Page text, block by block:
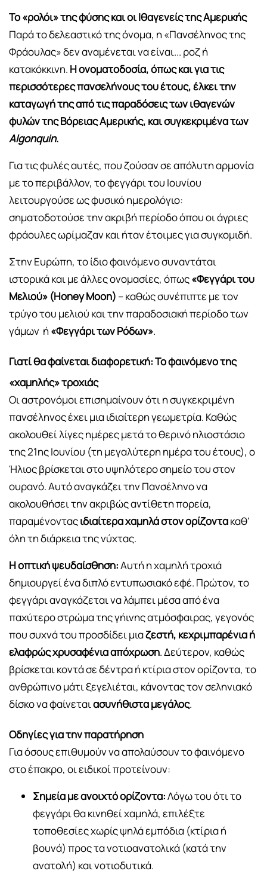
Το «ρολόι» της φύσης και οι Ιθαγενείς της Αμερικής
Παρά το δελεαστικό της όνομα, η «Πανσέληνος της
Φράουλας» δεν αναμένεται να είναι... ροζ ή
κατακόκκινη. Η ονοματοδοσία, όπως και για τις
περισσότερες πανσελήνους του έτους, έλκει την
καταγωγή της από τις παραδόσεις των ιθαγενών
φυλών της Βόρειας Αμερικής, και συγκεκριμένα των
Algonquin.
Για τις φυλές αυτές, που ζούσαν σε απόλυτη αρμονία
με το περιβάλλον, το φεγγάρι του Ιουνίου
λειτουργούσε ως φυσικό ημερολόγιο:
σηματοδοτούσε την ακριβή περίοδο όπου οι άγριες
φράουλες ωρίμαζαν και ήταν έτοιμες για συγκομιδή.
Στην Ευρώπη, το ίδιο φαινόμενο συναντάται
ιστορικά και με άλλες ονομασίες, όπως«Φεγγάρι του
Μελιού» (Honey Moon) – καθώς συνέπιπτε με τον
τρύγο του μελιού και την παραδοσιακή περίοδο των
γάμων ή «Φεγγάρι των Ρόδων».
Γιατί θα φαίνεται διαφορετική: Το φαινόμενο της
«χαμηλής» τροχιάς
Οι αστρονόμοι επισημαίνουν ότι η συγκεκριμένη
πανσέληνος έχει μια ιδιαίτερη γεωμετρία. Καθώς
ακολουθεί λίγες ημέρες μετά το θερινό ηλιοστάσιο
της 21ης Ιουνίου (τη μεγαλύτερη ημέρα του έτους), ο
Ήλιος βρίσκεται στο υψηλότερο σημείο του στον
ουρανό. Αυτό αναγκάζει την Πανσέληνο να
ακολουθήσει την ακριβώς αντίθετη πορεία,
παραμένονταςιδιαίτερα χαμηλά στον ορίζοντακαθ'
όλη τη διάρκεια της νύχτας.
Η οπτική ψευδαίσθηση:Αυτή η χαμηλή τροχιά
δημιουργεί ένα διπλό εντυπωσιακό εφέ. Πρώτον, το
φεγγάρι αναγκάζεται να λάμπει μέσα από ένα
παχύτερο στρώμα της γήινης ατμόσφαιρας, γεγονός
που συχνά του προσδίδει μιαζεστή, κεχριμπαρένια ή
ελαφρώς χρυσαφένια απόχρωση. Δεύτερον, καθώς
βρίσκεται κοντά σε δέντρα ή κτίρια στον ορίζοντα, το
ανθρώπινο μάτι ξεγελιέται, κάνοντας τον σεληνιακό
δίσκο να φαίνεταιασυνήθιστα μεγάλος.
Οδηγίες για την παρατήρηση
Για όσους επιθυμούν να απολαύσουν το φαινόμενο
στο έπακρο, οι ειδικοί προτείνουν:
Σημεία με ανοιχτό ορίζοντα:Λόγω του ότι το
φεγγάρι θα κινηθεί χαμηλά, επιλέξτε
τοποθεσίες χωρίς ψηλά εμπόδια (κτίρια ή
βουνά) προς τα νοτιοανατολικά (κατά την
ανατολή) και νοτιοδυτικά.